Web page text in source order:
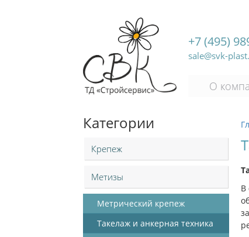
+7 (495)
sale@svk-
О
Категории
Крепеж
Метизы
Метрический крепеж
Такелаж и анкерная техника
В